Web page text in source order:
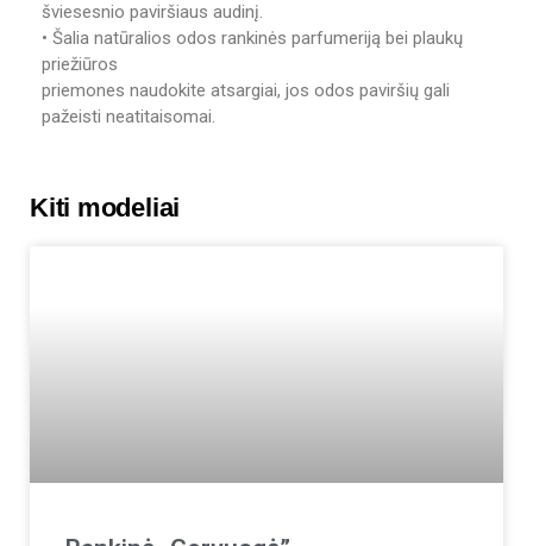
šviesesnio paviršiaus audinį.
• Šalia natūralios odos rankinės parfumeriją bei plaukų
priežiūros
priemones naudokite atsargiai, jos odos paviršių gali
pažeisti neatitaisomai.
Kiti modeliai